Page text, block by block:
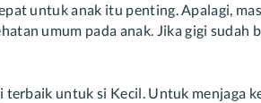
untuk anak itu penting. Apalagi,
umum pada anak. Jika gigi sudah
untuk si Kecil. Untuk menjaga